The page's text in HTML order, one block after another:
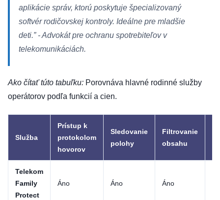
aplikácie správ, ktorú poskytuje špecializovaný
softvér rodičovskej kontroly. Ideálne pre mladšie
deti.”- Advokát pre ochranu spotrebiteľov v
telekomunikáciách.
Ako čítať túto tabuľku: Porovnáva hlavné rodinné služby
operátorov podľa funkcií a cien.
Služba
Prístup k
protokolom
hovorov
Sledovanie
polohy
Filtrovanie
obsahu
Telekom
Family
Protect
Áno Áno Áno